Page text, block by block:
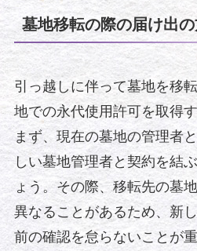
墓地移転の際の届け出
引っ越しに伴って墓地を移
地での永代使用許可を取得
まず、現在の墓地の管理者
しい墓地管理者と契約を結
ょう。その際、移転先の墓
異なることがあるため、新
前の確認を怠らないことが